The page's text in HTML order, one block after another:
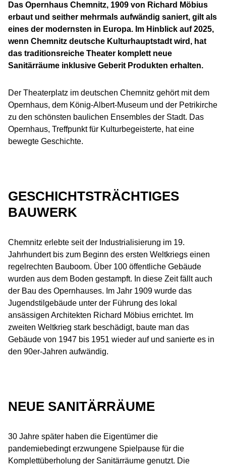
Das Opernhaus Chemnitz, 1909 von Richard Möbius
erbaut und seither mehrmals aufwändig saniert, gilt als
eines der modernsten in Europa. Im Hinblick auf 2025,
wenn Chemnitz deutsche Kulturhauptstadt wird, hat
das traditionsreiche Theater komplett neue
Sanitärräume inklusive Geberit Produkten erhalten.
Der Theaterplatz im deutschen Chemnitz gehört mit dem
Opernhaus, dem König-Albert-Museum und der Petrikirche
zu den schönsten baulichen Ensembles der Stadt. Das
Opernhaus, Treffpunkt für Kulturbegeisterte, hat eine
bewegte Geschichte.
GESCHICHTSTRÄCHTIGES
BAUWERK
Chemnitz erlebte seit der Industrialisierung im 19.
Jahrhundert bis zum Beginn des ersten Weltkriegs einen
regelrechten Bauboom. Über 100 öffentliche Gebäude
wurden aus dem Boden gestampft. In diese Zeit fällt auch
der Bau des Opernhauses. Im Jahr 1909 wurde das
Jugendstilgebäude unter der Führung des lokal
ansässigen Architekten Richard Möbius errichtet. Im
zweiten Weltkrieg stark beschädigt, baute man das
Gebäude von 1947 bis 1951 wieder auf und sanierte es in
den 90er-Jahren aufwändig.
NEUE SANITÄRRÄUME
30 Jahre später haben die Eigentümer die
pandemiebedingt erzwungene Spielpause für die
Komplettüberholung der Sanitärräume genutzt. Die